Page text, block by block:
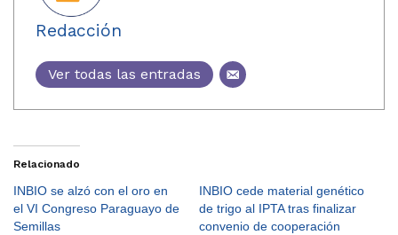
Redacción
Ver todas las entradas
Relacionado
INBIO se alzó con el oro en
el VI Congreso Paraguayo de
Semillas
INBIO cede material genético
de trigo al IPTA tras finalizar
convenio de cooperación